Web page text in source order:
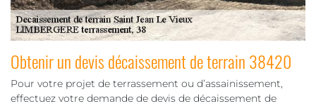
Obtenir un devis décaissement de terrain 38420
Pour votre projet de terrassement ou d’assainissement,
effectuez votre demande de devis de décaissement de